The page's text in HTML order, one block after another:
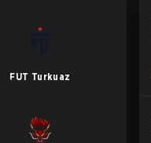
FUT Turkuaz